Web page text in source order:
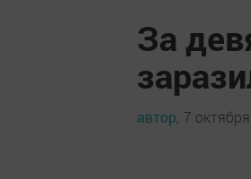
За
автор, 7